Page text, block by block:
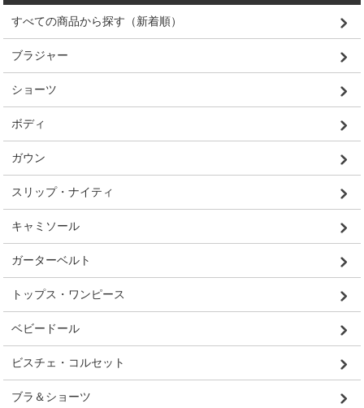
すべての商品から探す（新着順）
ブラジャー
ショーツ
ボディ
ガウン
スリップ・ナイティ
キャミソール
ガーターベルト
トップス・ワンピース
ベビードール
ビスチェ・コルセット
ブラ＆ショーツ